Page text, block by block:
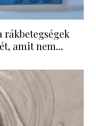
rákbetegségek
amit nem...